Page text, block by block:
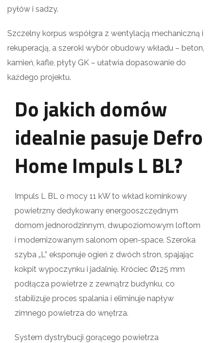
pyłów i sadzy.
Szczelny korpus współgra z wentylacją mechaniczną i
rekuperacją, a szeroki wybór obudowy wkładu – beton,
kamień, kafle, płyty GK – ułatwia dopasowanie do
każdego projektu.
Do jakich domów
idealnie pasuje Defro
Home Impuls L BL?
Impuls L BL o mocy 11 kW to wkład kominkowy
powietrzny dedykowany energooszczędnym
domom jednorodzinnym, dwupoziomowym loftom
i modernizowanym salonom open-space. Szeroka
szyba „L” eksponuje ogień z dwóch stron, spajając
kokpit wypoczynku i jadalnię. Króciec Ø125 mm
podłącza powietrze z zewnątrz budynku, co
stabilizuje proces spalania i eliminuje napływ
zimnego powietrza do wnętrza.
System dystrybucji gorącego powietrza